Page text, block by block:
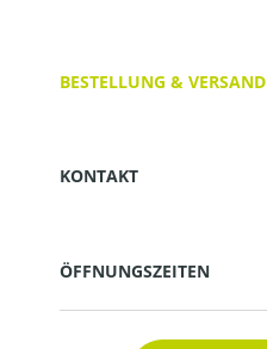
BESTELLUNG & VERSAND
KONTAKT
ÖFFNUNGSZEITEN